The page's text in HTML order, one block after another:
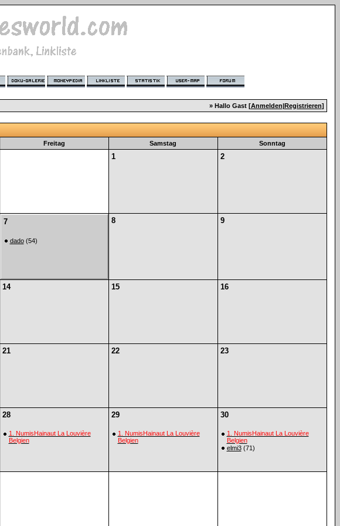
» Hallo Gast [Anmelden|Registrieren]
Freitag Samstag Sonntag
1 2
7
dado(54)
8 9
14 15 16
21 22 23
28
1. NumisHainaut La Louvière
Belgien
29
1. NumisHainaut La Louvière
Belgien
30
1. NumisHainaut La Louvière
Belgien
elmi3(71)